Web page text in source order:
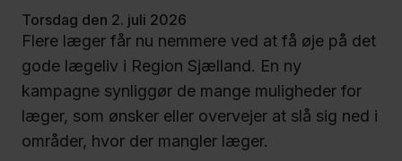
torsdag den 2. juli 2026
Flere læger får nu nemmere ved at få øje på det
gode lægeliv i Region Sjælland. En ny
kampagne synliggør de mange muligheder for
læger, som ønsker eller overvejer at slå sig ned i
områder, hvor der mangler læger.